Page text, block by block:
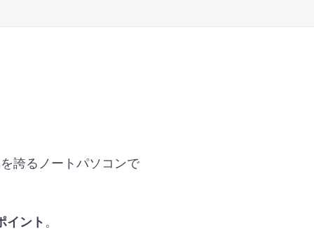
誇るノートパソコンで
イント。